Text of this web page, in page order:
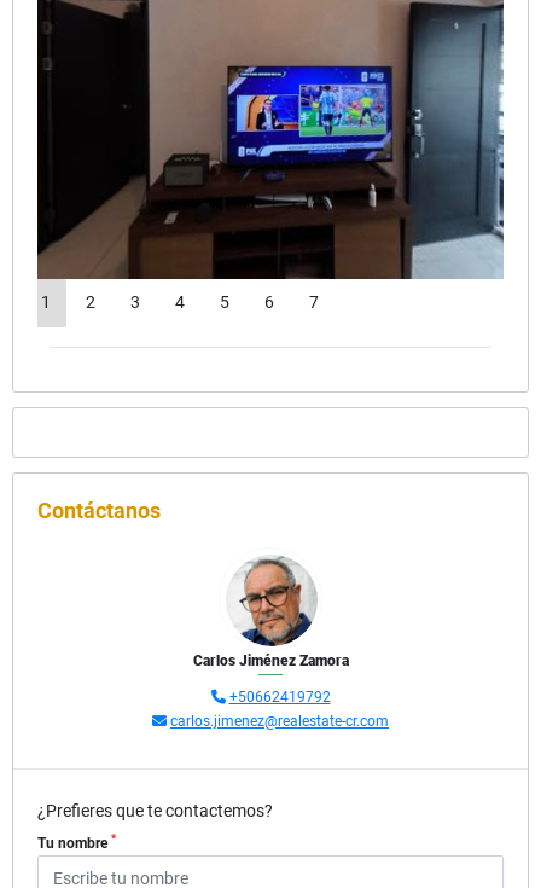
1 2 3 4 5 6 7
Contáctanos
Carlos Jiménez Zamora
+50662419792
carlos.jimenez@realestate-cr.com
¿Prefieres que te contactemos?
Tu nombre *